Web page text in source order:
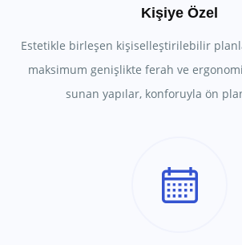
Kişiye Özel
Estetikle birleşen kişiselleştirilebilir
maksimum genişlikte ferah ve
sunan yapılar, konforuyla ön